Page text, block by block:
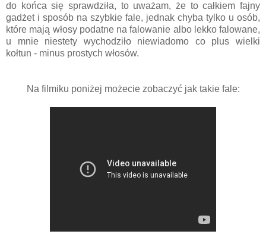
do końca się sprawdziła, to uważam, że to całkiem fajny
gadżet i sposób na szybkie fale, jednak chyba tylko u osób,
które mają włosy podatne na falowanie albo lekko falowane,
u mnie niestety wychodziło niewiadomo co plus wielki
kołtun - minus prostych włosów.
Na filmiku poniżej możecie zobaczyć jak takie fale: